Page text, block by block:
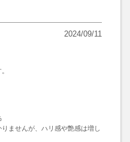
2024/09/11
ませんが、ハリ感や艶感は増し